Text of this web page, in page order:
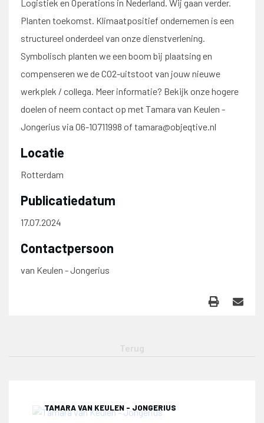
Logistiek en Operations in Nederland. Wij gaan verder.
Planten toekomst. Klimaatpositief ondernemen is een
structureel onderdeel van onze dienstverlening.
Symbolisch planten we een boom bij plaatsing en
compenseren we de CO2-uitstoot van jouw nieuwe
werkplek / collega. Meer informatie? Bekijk onze hogere
doelen of neem contact op met Tamara van Keulen -
Jongerius via 06-10711998 of tamara@objeqtive.nl
Locatie
Rotterdam
Publicatiedatum
17.07.2024
Contactpersoon
van Keulen - Jongerius
TAMARA VAN KEULEN - JONGERIUS